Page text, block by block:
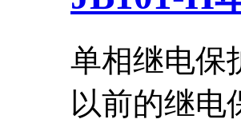
单相继电保
以前的继电